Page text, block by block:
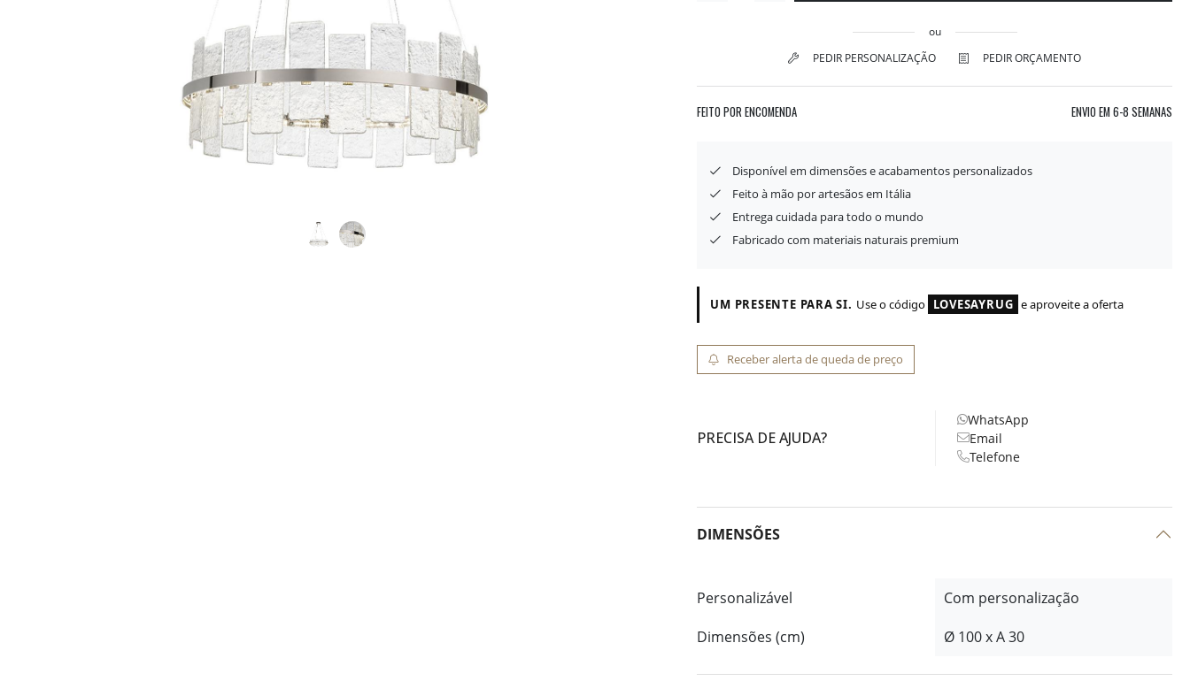
ou
PEDIR PERSONALIZAÇÃO
PEDIR ORÇAMENTO
FEITO POR ENCOMENDA ENVIO EM 6-8 SEMANAS
Disponível em dimensões e acabamentos personalizados
Feito à mão por artesãos em Itália
Entrega cuidada para todo o mundo
Fabricado com materiais naturais premium
UM PRESENTE PARA SI. Use o código LOVESAYRUG e aproveite a oferta
Receber alerta de queda de preço
PRECISA DE AJUDA?
WhatsApp
Email
Telefone
DIMENSÕES
Personalizável
Com personalização
Dimensões (cm)
Ø 100 x A 30